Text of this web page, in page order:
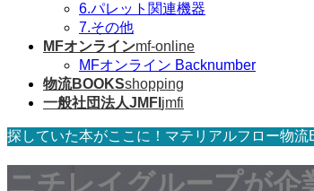
6.パレット関連機器
7.その他
MFオンラインmf-online
MFオンライン Backnumber
物流BOOKSshopping
一般社団法人JMFI jmfi
探していた本がここに！マテリアルフロー物
ニチレイグループが企